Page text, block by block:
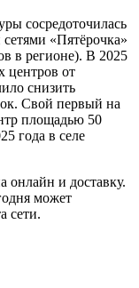
сосредоточилась
«Пятёрочка»
в регионе). В 2025
центров от
снизить
Свой первый на
площадью 50
года в селе
онлайн и доставку.
может
сети.